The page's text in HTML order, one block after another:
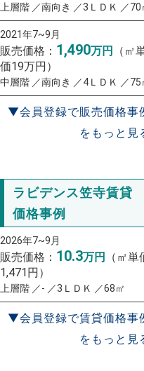
上層階 ／南向き ／3ＬＤＫ ／70
2021年7~9月
販売価格： 1,490万円
（㎡
価19万円）
中層階 ／南向き ／4ＬＤＫ ／75
▼会員登録で販売価格事
をもっと見
ラビデンス笠寺賃貸
価格事例
2026年7~9月
販売価格： 10.3万円
（㎡単
1,471円）
上層階 ／- ／3ＬＤＫ ／68㎡
▼会員登録で賃貸価格事
をもっと見